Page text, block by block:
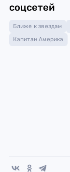
соцсетей
Ближе к звездам
Капитан Америка